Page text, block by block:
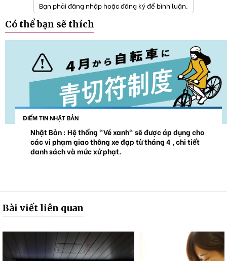
Bạn phải đăng nhập hoặc đăng ký để bình luận.
Có thể bạn sẽ thích
ĐIỂM TIN NHẬT BẢN
Nhật Bản : Hệ thống "Vé xanh" sẽ được áp dụng cho
các vi phạm giao thông xe đạp từ tháng 4 , chi tiết
danh sách và mức xử phạt.
Bài viết liên quan